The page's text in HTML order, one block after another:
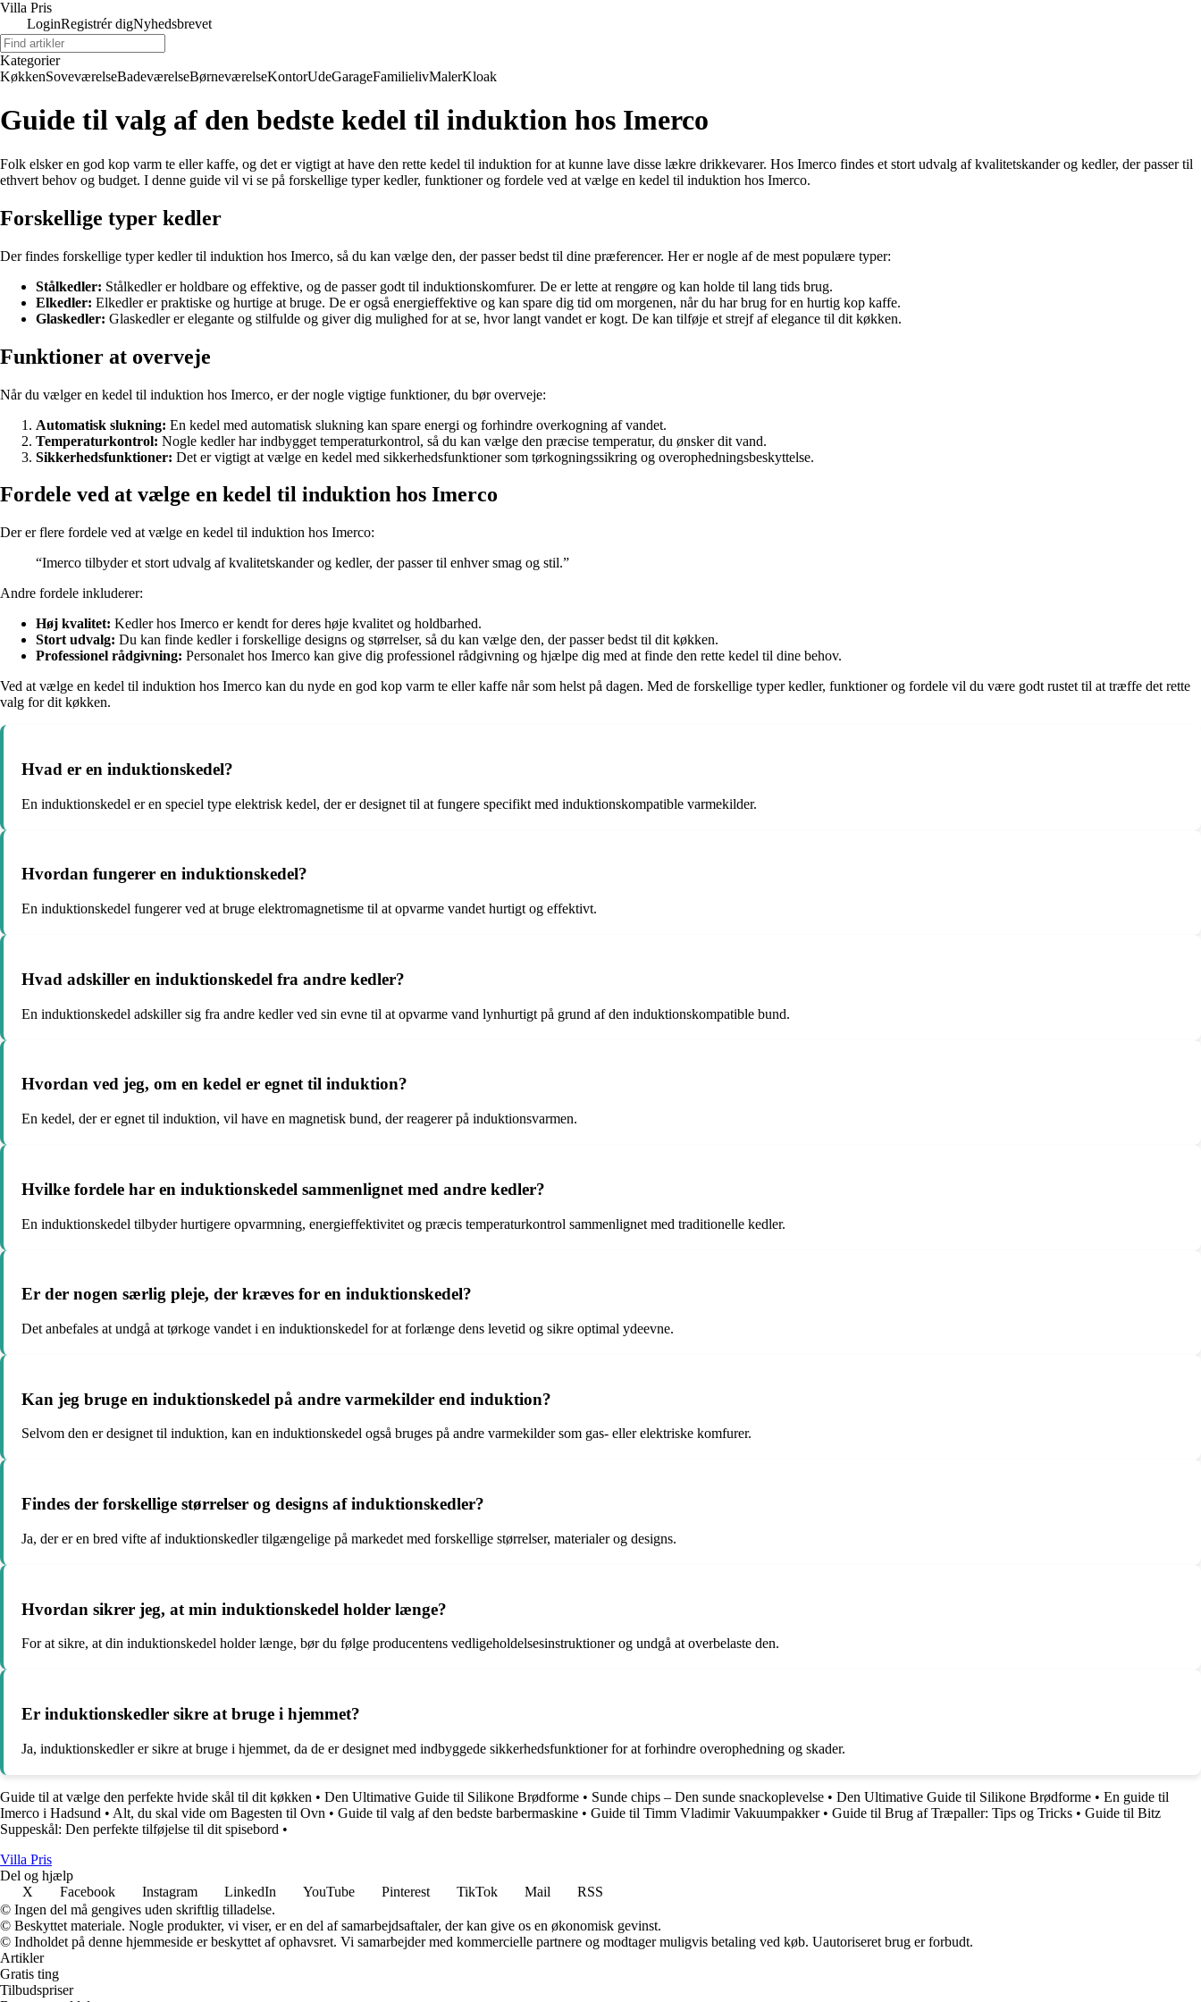
Villa Pris
LoginRegistrér digNyhedsbrevet
Kategorier
KøkkenSoveværelseBadeværelseBørneværelseKontorUdeGarageFamilielivMalerKloak
Guide til valg af den bedste kedel til induktion hos Imerco
Folk elsker en god kop varm te eller kaffe, og det er vigtigt at have den rette kedel til induktion for at kunne lave disse lækre drikkevarer. Hos Imerco findes et stort udvalg af kvalitetskander og kedler, der passer til
ethvert behov og budget. I denne guide vil vi se på forskellige typer kedler, funktioner og fordele ved at vælge en kedel til induktion hos Imerco.
Forskellige typer kedler
Der findes forskellige typer kedler til induktion hos Imerco, så du kan vælge den, der passer bedst til dine præferencer. Her er nogle af de mest populære typer:
Stålkedler: Stålkedler er holdbare og effektive, og de passer godt til induktionskomfurer. De er lette at rengøre og kan holde til lang tids brug.
Elkedler: Elkedler er praktiske og hurtige at bruge. De er også energieffektive og kan spare dig tid om morgenen, når du har brug for en hurtig kop kaffe.
Glaskedler: Glaskedler er elegante og stilfulde og giver dig mulighed for at se, hvor langt vandet er kogt. De kan tilføje et strejf af elegance til dit køkken.
Funktioner at overveje
Når du vælger en kedel til induktion hos Imerco, er der nogle vigtige funktioner, du bør overveje:
Automatisk slukning: En kedel med automatisk slukning kan spare energi og forhindre overkogning af vandet.
Temperaturkontrol: Nogle kedler har indbygget temperaturkontrol, så du kan vælge den præcise temperatur, du ønsker dit vand.
Sikkerhedsfunktioner: Det er vigtigt at vælge en kedel med sikkerhedsfunktioner som tørkogningssikring og overophedningsbeskyttelse.
Fordele ved at vælge en kedel til induktion hos Imerco
Der er flere fordele ved at vælge en kedel til induktion hos Imerco:
“Imerco tilbyder et stort udvalg af kvalitetskander og kedler, der passer til enhver smag og stil.”
Andre fordele inkluderer:
Høj kvalitet: Kedler hos Imerco er kendt for deres høje kvalitet og holdbarhed.
Stort udvalg: Du kan finde kedler i forskellige designs og størrelser, så du kan vælge den, der passer bedst til dit køkken.
Professionel rådgivning: Personalet hos Imerco kan give dig professionel rådgivning og hjælpe dig med at finde den rette kedel til dine behov.
Ved at vælge en kedel til induktion hos Imerco kan du nyde en god kop varm te eller kaffe når som helst på dagen. Med de forskellige typer kedler, funktioner og fordele vil du være godt rustet til at træffe det rette
valg for dit køkken.
Hvad er en induktionskedel?
En induktionskedel er en speciel type elektrisk kedel, der er designet til at fungere specifikt med induktionskompatible varmekilder.
Hvordan fungerer en induktionskedel?
En induktionskedel fungerer ved at bruge elektromagnetisme til at opvarme vandet hurtigt og effektivt.
Hvad adskiller en induktionskedel fra andre kedler?
En induktionskedel adskiller sig fra andre kedler ved sin evne til at opvarme vand lynhurtigt på grund af den induktionskompatible bund.
Hvordan ved jeg, om en kedel er egnet til induktion?
En kedel, der er egnet til induktion, vil have en magnetisk bund, der reagerer på induktionsvarmen.
Hvilke fordele har en induktionskedel sammenlignet med andre kedler?
En induktionskedel tilbyder hurtigere opvarmning, energieffektivitet og præcis temperaturkontrol sammenlignet med traditionelle kedler.
Er der nogen særlig pleje, der kræves for en induktionskedel?
Det anbefales at undgå at tørkoge vandet i en induktionskedel for at forlænge dens levetid og sikre optimal ydeevne.
Kan jeg bruge en induktionskedel på andre varmekilder end induktion?
Selvom den er designet til induktion, kan en induktionskedel også bruges på andre varmekilder som gas- eller elektriske komfurer.
Findes der forskellige størrelser og designs af induktionskedler?
Ja, der er en bred vifte af induktionskedler tilgængelige på markedet med forskellige størrelser, materialer og designs.
Hvordan sikrer jeg, at min induktionskedel holder længe?
For at sikre, at din induktionskedel holder længe, bør du følge producentens vedligeholdelsesinstruktioner og undgå at overbelaste den.
Er induktionskedler sikre at bruge i hjemmet?
Ja, induktionskedler er sikre at bruge i hjemmet, da de er designet med indbyggede sikkerhedsfunktioner for at forhindre overophedning og skader.
Guide til at vælge den perfekte hvide skål til dit køkken • Den Ultimative Guide til Silikone Brødforme • Sunde chips – Den sunde snackoplevelse • Den Ultimative Guide til Silikone Brødforme • En guide til
Imerco i Hadsund • Alt, du skal vide om Bagesten til Ovn • Guide til valg af den bedste barbermaskine • Guide til Timm Vladimir Vakuumpakker• Guide til Brug af Træpaller: Tips og Tricks • Guide til Bitz
Suppeskål: Den perfekte tilføjelse til dit spisebord •
Villa Pris
Del og hjælp
X
Facebook Instagram LinkedIn YouTube Pinterest TikTok Mail
RSS
© Ingen del må gengives uden skriftlig tilladelse.
© Beskyttet materiale. Nogle produkter, vi viser, er en del af samarbejdsaftaler, der kan give os en økonomisk gevinst.
© Indholdet på denne hjemmeside er beskyttet af ophavsret. Vi samarbejder med kommercielle partnere og modtager muligvis betaling ved køb. Uautoriseret brug er forbudt.
Artikler
Gratis ting
Tilbudspriser